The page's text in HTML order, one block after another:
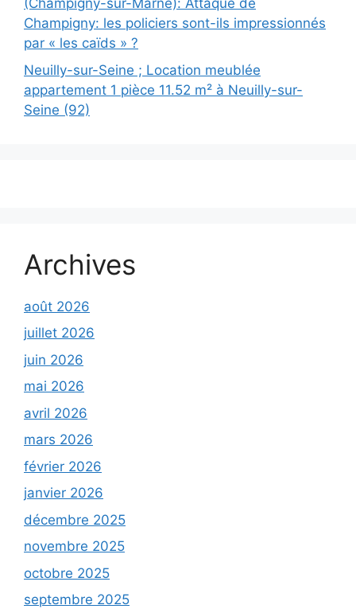
(Champigny-sur-Marne): Attaque de
Champigny: les policiers sont-ils impressionnés
par « les caïds » ?
Neuilly-sur-Seine ; Location meublée
appartement 1 pièce 11.52 m² à Neuilly-sur-
Seine (92)
Archives
août 2026
juillet 2026
juin 2026
mai 2026
avril 2026
mars 2026
février 2026
janvier 2026
décembre 2025
novembre 2025
octobre 2025
septembre 2025